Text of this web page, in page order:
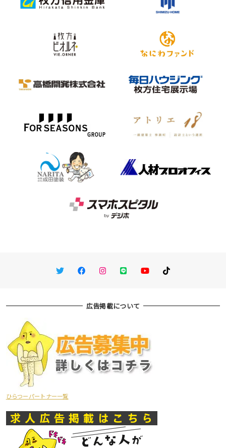
TwitterFacebookInstagram
LINE You TubeTikTok
広告掲載について
ひらつーパートナー一覧